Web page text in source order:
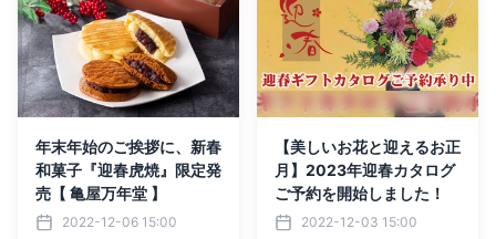
年末年始のご挨拶に、新春
和菓子『迎春虎焼』限定発
売【 亀屋万年堂 】
2022-12-06 15:00
【美しいお花と迎えるお正
月】2023年迎春カタログ
ご予約を開始しました！
2022-12-03 15:00